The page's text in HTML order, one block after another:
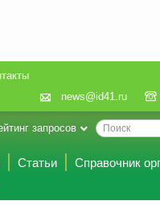
news@id41.ru
запросов
Статьи
Справочник